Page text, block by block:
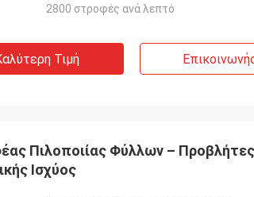
2800 στροφές ανά λεπτό
Τιμή
Πιλοποιίας Φύλλων –
Ισχύος